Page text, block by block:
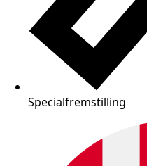
Specialfremstilling